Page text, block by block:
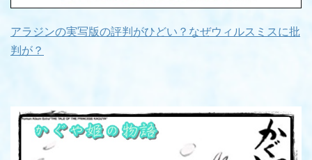
アラジンの実写版の評判がひどい？なぜウィルスミスに批
判が？